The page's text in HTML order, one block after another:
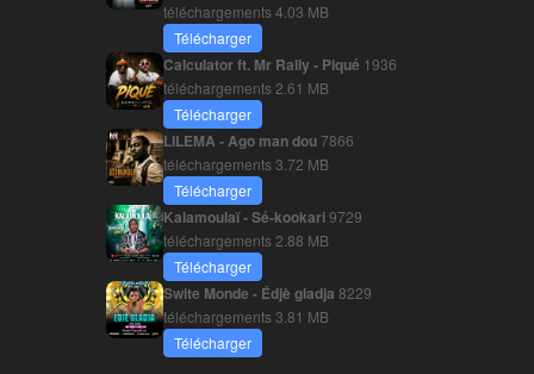
téléchargements4.03 MB
Télécharger
Calculator ft. Mr Rally - Piqué 1936
téléchargements 2.61 MB
Télécharger
LILEMA - Ago man dou7866
téléchargements3.72 MB
Télécharger
Kalamoulaï - Sé-kookari9729
téléchargements 2.88 MB
Télécharger
Swite Monde - Édjè gladja 8229
téléchargements3.81 MB
Télécharger